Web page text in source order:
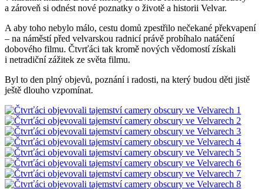
a zároveň si odnést nové poznatky o životě a historii Velvar.
A aby toho nebylo málo, cestu domů zpestřilo nečekané překvapení
– na náměstí před velvarskou radnicí právě probíhalo natáčení
dobového filmu. Čtvrťáci tak kromě nových vědomostí získali
i netradiční zážitek ze světa filmu.
Byl to den plný objevů, poznání i radosti, na který budou děti jistě
ještě dlouho vzpomínat.